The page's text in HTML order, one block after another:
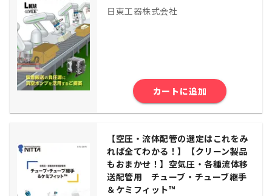
日東工器株式会社
カートに追加
【空圧・流体配管の選定はこれをみ
れば全てわかる！】【クリーン製品
もおまかせ！】空気圧・各種流体移
送配管用 チューブ・チューブ継手
＆ケミフィット™